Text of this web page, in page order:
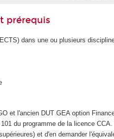
prérequis
dans une ou plusieurs
et l'ancien DUT GEA option
du programme de la licence
et d'en demander